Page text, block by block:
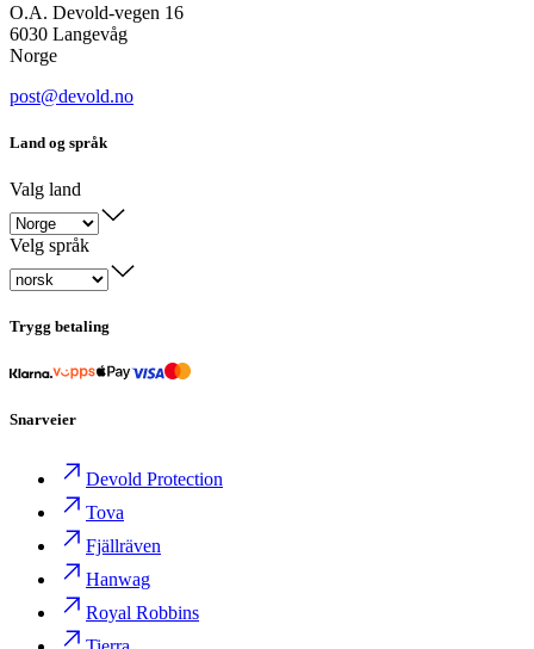
O.A. Devold-vegen 16
6030 Langevåg
Norge
post@devold.no
Land og språk
Valg land
Velg språk
Trygg betaling
Snarveier
Devold Protection
Tova
Fjällräven
Hanwag
Royal Robbins